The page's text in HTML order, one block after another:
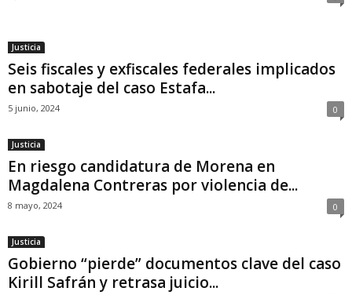
Justicia
Seis fiscales y exfiscales federales implicados
en sabotaje del caso Estafa...
5 junio, 2024 0
Justicia
En riesgo candidatura de Morena en
Magdalena Contreras por violencia de...
8 mayo, 2024 0
Justicia
Gobierno “pierde” documentos clave del caso
Kirill Safrán y retrasa juicio...